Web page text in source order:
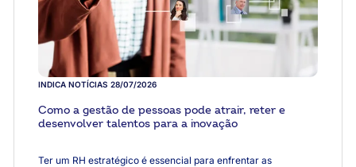
INDICA NOTÍCIAS 28/07/2026
Como a gestão de pessoas pode atrair, reter e
desenvolver talentos para a inovação
Ter um RH estratégico é essencial para enfrentar as